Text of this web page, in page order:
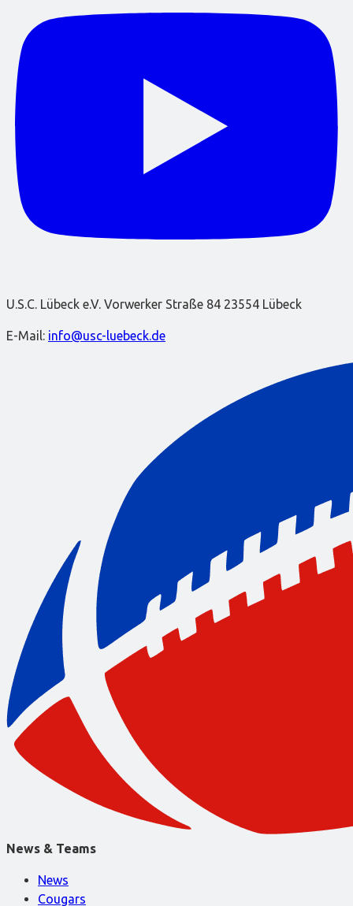
U.S.C. Lübeck e.V. Vorwerker Straße 84 23554 Lübeck
E-Mail: info@usc-luebeck.de
News & Teams
News
Cougars